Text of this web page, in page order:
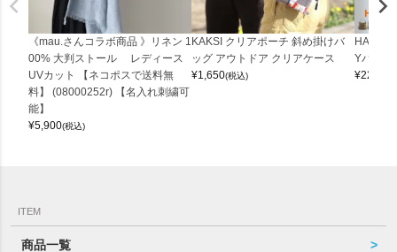
《mau.さんコラボ商品 》リネン 1
00% 大判ストール レディース
UVカット 【ネコポスで送料無
料】 (08000252r) 【名入れ刺繍可
能】
¥5,900(税込)
KAKSI クリアポーチ 斜め掛けバ
ッグ アウトドア クリアケース
¥1,650(税込)
Yバッグ
¥22,000
ITEM
商品一覧